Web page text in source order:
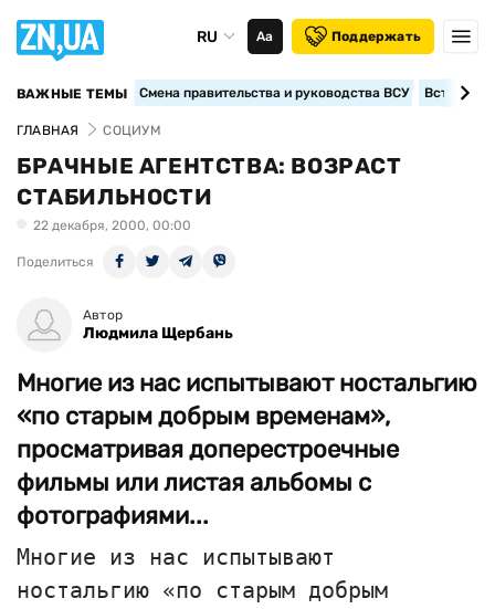
RU Аа Поддержать
ВАЖНЫЕ ТЕМЫ Смена правительства и руководства ВСУ
ГЛАВНАЯ СОЦИУМ
БРАЧНЫЕ АГЕНТСТВА: ВОЗРАСТ
СТАБИЛЬНОСТИ
22 декабря, 2000, 00:00
Поделиться
Автор
Людмила Щербань
Многие из нас испытывают ностальгию
«по старым добрым временам»,
просматривая доперестроечные
фильмы или листая альбомы с
фотографиями...
Многие из нас испытывают
ностальгию «по старым добрым